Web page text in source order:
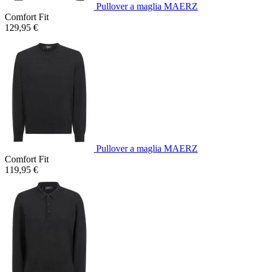
Pullover a maglia MAERZ
Comfort Fit
129,95 €
Pullover a maglia MAERZ
Comfort Fit
119,95 €